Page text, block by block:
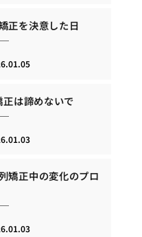
正を決意した日
は諦めないで
矯正中の変化のプロ